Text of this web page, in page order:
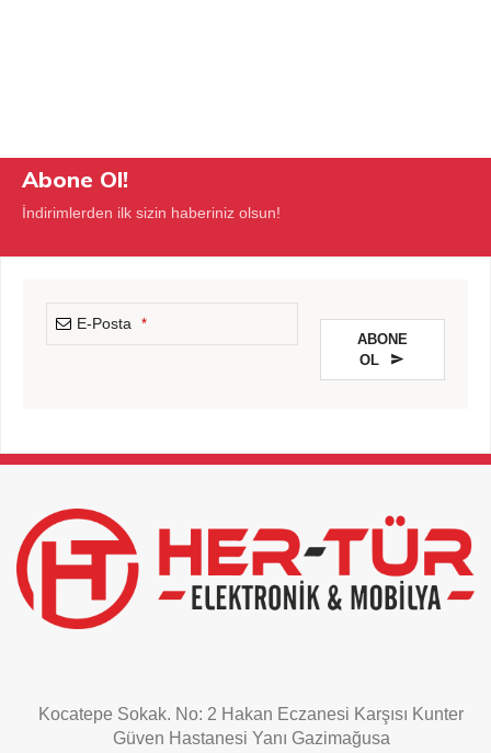
Abone Ol!
İndirimlerden ilk sizin haberiniz olsun!
E-Posta *
ABONE
OL
field
left
blank
Kocatepe Sokak. No: 2 Hakan Eczanesi Karşısı Kunter
Güven Hastanesi Yanı Gazimağusa